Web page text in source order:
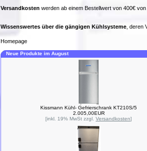
Versandkosten werden ab einem Bestellwert von 400€
Wissenswertes über die gängigen Kühlsysteme, deren
Homepage
Neue Produkte im August
Kissmann Kühl- Gefrierschrank KT210S/5
2.005,00EUR
[inkl. 19% MwSt zzgl. Versandkosten]